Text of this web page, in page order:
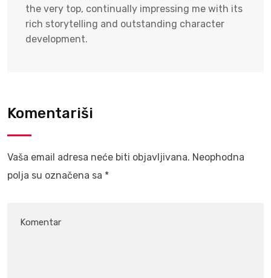
the very top, continually impressing me with its
rich storytelling and outstanding character
development.
Komentariši
Vaša email adresa neće biti objavljivana. Neophodna
polja su označena sa *